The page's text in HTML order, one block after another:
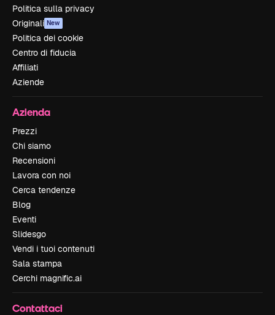
Politica sulla privacy
Originali New
Politica dei cookie
Centro di fiducia
Affiliati
Aziende
Azienda
Prezzi
Chi siamo
Recensioni
Lavora con noi
Cerca tendenze
Blog
Eventi
Slidesgo
Vendi i tuoi contenuti
Sala stampa
Cerchi magnific.ai
Contattaci